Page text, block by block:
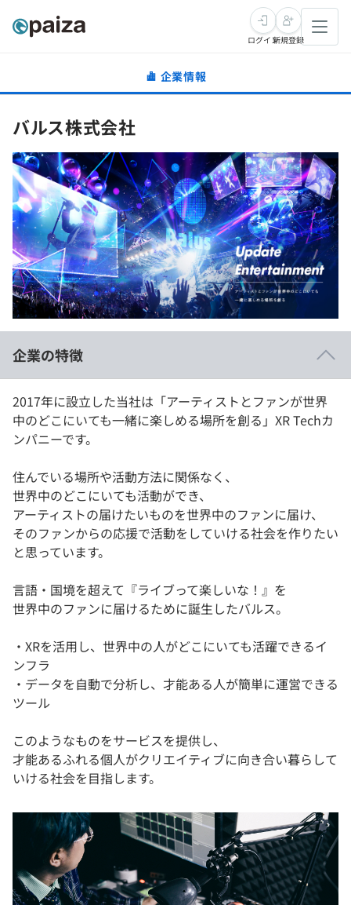
求人検索
インタビュー
転職成功ガイド
転職エージェント
未経験転職
求人検索
インタビュー
転職成功ガイド
新卒就活
求人検索
本選考
インターン
イベント・セミナー
インタビュー
就活成功ガイド
学習
講座一覧
問題集
4択課題
ナレッジ
プラン
個人向けプラン
法人向けプラン
学校向けプラン
契約内容・クーポン
スキルチェック
プログラミング言語
SQL
評価結果一覧
ゲーム・マンガ
メディア
paiza times
note
ログイン新規登録
企業情報
バルス株式会社
企業の特徴
2017年に設立した当社は「アーティストとファンが世界
中のどこにいても一緒に楽しめる場所を創る」XR Techカ
ンパニーです。
住んでいる場所や活動方法に関係なく、
世界中のどこにいても活動ができ、
アーティストの届けたいものを世界中のファンに届け、
そのファンからの応援で活動をしていける社会を作りたい
と思っています。
言語・国境を超えて『ライブって楽しいな！』を
世界中のファンに届けるために誕生したバルス。
・XRを活用し、世界中の人がどこにいても活躍できるイ
ンフラ
・データを自動で分析し、才能ある人が簡単に運営できる
ツール
このようなものをサービスを提供し、
才能あるふれる個人がクリエイティブに向き合い暮らして
いける社会を目指します。